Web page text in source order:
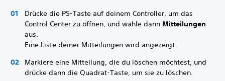
Drücke die PS-Taste auf deinem Controller, um das
Control Center zu öffnen, und wähle dann Mitteilungen
aus.
Eine Liste deiner Mitteilungen wird angezeigt.
Markiere eine Mitteilung, die du löschen möchtest, und
drücke dann die Quadrat-Taste, um sie zu löschen.